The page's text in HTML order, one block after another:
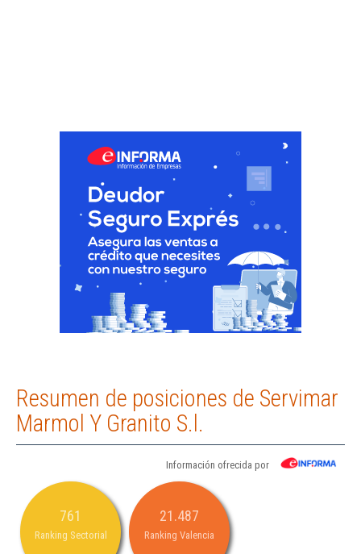
Resumen de posiciones de Servimar
Marmol Y Granito S.l.
Información ofrecida por
761
Ranking Sectorial
21.487
Ranking Valencia